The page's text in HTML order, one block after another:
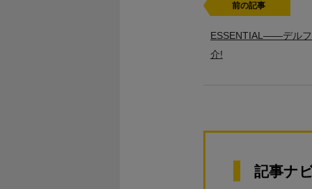
前の記事
ESSENTIAL――デル
介!
記事ナ